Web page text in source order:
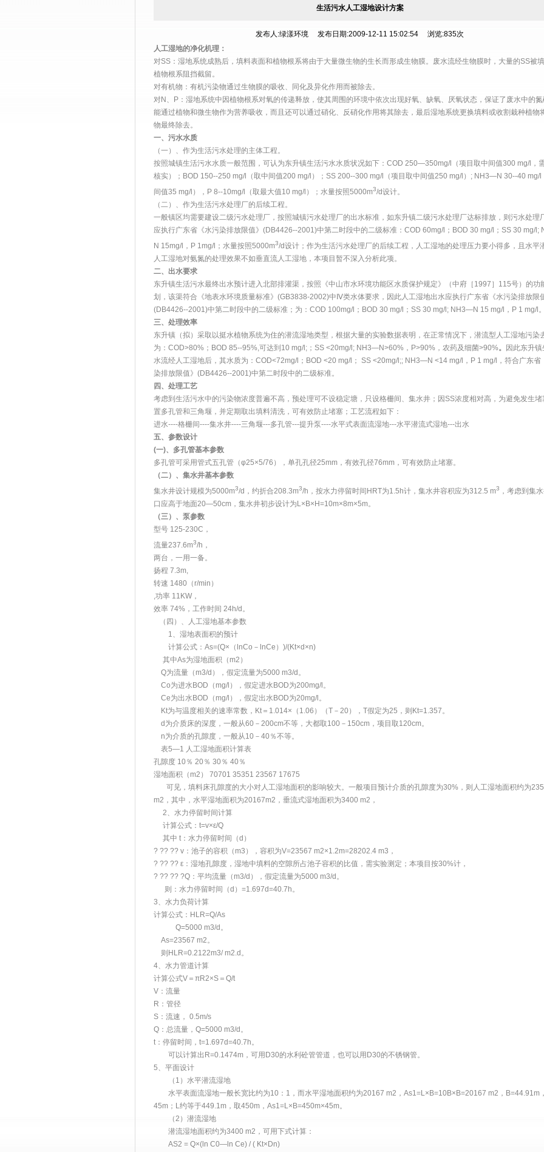
生活污水人工湿地设计方案
发布人:绿漾环境 发布日期:2009-12-11 15:02:54 浏览:835次
人工湿地的净化机理：
对SS：湿地系统成熟后，填料表面和植物根系将由于大量微生物的生长而形成生物膜。废水流经生物膜时，大量的SS被
植物根系阻挡截留。
对有机物：有机污染物通过生物膜的吸收、同化及异化作用而被除去。
对N、P：湿地系统中因植物根系对氧的传递释放，使其周围的环境中依次出现好氧、缺氧、厌氧状态，保证了废水中的
能通过植物和微生物作为营养吸收，而且还可以通过硝化、反硝化作用将其除去，最后湿地系统更换填料或收割栽种植物
物最终除去。
一、污水水质
（一）、作为生活污水处理的主体工程。
按照城镇生活污水水质一般范围，可认为东升镇生活污水水质状况如下：COD 250—350mg/l（项目取中间值300 mg/l，
核实）；BOD 150--250 mg/l（取中间值200 mg/l）；SS 200--300 mg/l（项目取中间值250 mg/l）; NH3—N 30--40 mg/l
间值35 mg/l），P 8--10mg/l（取最大值10 mg/l）；水量按照5000m3/d设计。
（二）、作为生活污水处理厂的后续工程。
一般镇区均需要建设二级污水处理厂，按照城镇污水处理厂的出水标准，如东升镇二级污水处理厂达标排放，则污水处理
应执行广东省《水污染排放限值》(DB4426--2001)中第二时段中的二级标准：COD 60mg/l；BOD 30 mg/l；SS 30 mg/
N 15mg/l，P 1mg/l；水量按照5000m3/d设计；作为生活污水处理厂的后续工程，人工湿地的处理压力要小得多，且水平
人工湿地对氨氮的处理效果不如垂直流人工湿地，本项目暂不深入分析此项。
二、出水要求
东升镇生活污水最终出水预计进入北部排灌渠，按照《中山市水环境功能区水质保护规定》（中府［1997］115号）的功
划，该渠符合《地表水环境质量标准》(GB3838-2002)中Ⅳ类水体要求，因此人工湿地出水应执行广东省《水污染排放限
(DB4426--2001)中第二时段中的二级标准；为：COD 100mg/l；BOD 30 mg/l；SS 30 mg/l; NH3—N 15 mg/l，P 1 mg/l
三、处理效率
东升镇（拟）采取以挺水植物系统为住的潜流湿地类型，根据大量的实验数据表明，在正常情况下，潜流型人工湿地污染
为：COD>80%；BOD 85--95%,可达到10 mg/l;；SS <20mg/l; NH3—N>60%，P>90%，农药及细菌>90%。
因此东升
水流经人工湿地后，其水质为：COD<72mg/l；BOD <20 mg/l； SS <20mg/l;; NH3—N <14 mg/l，P 1 mg/l，符合广东省
染排放限值》(DB4426--2001)中第二时段中的二级标准。
四、处理工艺
考虑到生活污水中的污染物浓度普遍不高，预处理可不设稳定塘，只设格栅间、集水井；因SS浓度相对高，为避免发生堵
置多孔管和三角堰，并定期取出填料清洗，可有效防止堵塞；工艺流程如下：
进水----格栅间----集水井----三角堰---多孔管---提升泵----水平式表面流湿地---水平潜流式湿地---出水
五、参数设计
(一)、多孔管基本参数
多孔管可采用管式五孔管（φ25×5/76），单孔孔径25mm，有效孔径76mm，可有效防止堵塞。
（二）、集水井基本参数
集水井设计规模为5000m3/d，约折合208.3m3/h，按水力停留时间HRT为1.5h计，集水井容积应为312.5 m3 ，考虑到集
口应高于地面20—50cm，集水井初步设计为L×B×H=10m×8m×5m。
（三）、泵参数
型号 125-230C，
流量237.6m3/h，
两台，一用一备。
扬程 7.3m,
转速 1480（r/min）
,功率 11KW，
效率 74%，工作时间 24h/d。
（四）、人工湿地基本参数
1、湿地表面积的预计
计算公式：As=(Q×（lnCo－lnCe）)/(Kt×d×n)
其中As为湿地面积（m2）
Q为流量（m3/d），假定流量为5000 m3/d。
Co为进水BOD（mg/l），假定进水BOD为200mg/l。
Ce为出水BOD（mg/l），假定出水BOD为20mg/l。
Kt为与温度相关的速率常数，Kt＝1.014×（1.06）（T－20），T假定为25，则Kt=1.357。
d为介质床的深度，一般从60－200cm不等，大都取100－150cm，项目取120cm。
n为介质的孔隙度，一般从10－40％不等。
表5—1 人工湿地面积计算表
孔隙度 10％ 20％ 30％ 40％
湿地面积（m2） 70701 35351 23567 17675
可见，填料床孔隙度的大小对人工湿地面积的影响较大。一般项目预计介质的孔隙度为30%，则人工湿地面积约为
m2，其中，水平湿地面积为20167m2，垂流式湿地面积为3400 m2，
2、水力停留时间计算
计算公式：t=v×ε/Q
其中 t：水力停留时间（d）
? ?? ?? v：池子的容积（m3），容积为V=23567 m2×1.2m=28202.4 m3，
? ?? ?? ε：湿地孔隙度，湿地中填料的空隙所占池子容积的比值，需实验测定；本项目按30%计，
? ?? ?? ?Q：平均流量（m3/d），假定流量为5000 m3/d。
则：水力停留时间（d）=1.697d=40.7h。
3、水力负荷计算
计算公式：HLR=Q/As
Q=5000 m3/d。
As=23567 m2。
则HLR=0.2122m3/ m2.d。
4、水力管道计算
计算公式V＝πR2×S＝Q/t
V：流量
R：管径
S：流速， 0.5m/s
Q：总流量，Q=5000 m3/d。
t：停留时间，t=1.697d=40.7h。
可以计算出R=0.1474m，可用D30的水利砼管管道，也可以用D30的不锈钢管。
5、平面设计
（1）水平潜流湿地
水平表面流湿地一般长宽比约为10：1，而水平湿地面积约为20167 m2，As1=L×B=10B×B=20167 m2，B=44.91m
45m；L约等于449.1m，取450m，As1=L×B=450m×45m。
（2）潜流湿地
潜流湿地面积约为3400 m2，可用下式计算：
AS2 = Q×(ln C0—ln Ce) / ( Kt×Dn)